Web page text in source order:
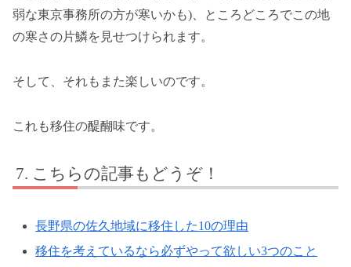
弱な東京事務所の方が寒いかも)、ところどころでこの地
の寒さの片鱗を見せつけられます。
そして、それもまた楽しいのです。
これも移住の醍醐味です。
こちらの記事もどうぞ！
長野県の佐久地域に移住した10の理由
移住を考えているなら必ずやって欲しい3つのこと